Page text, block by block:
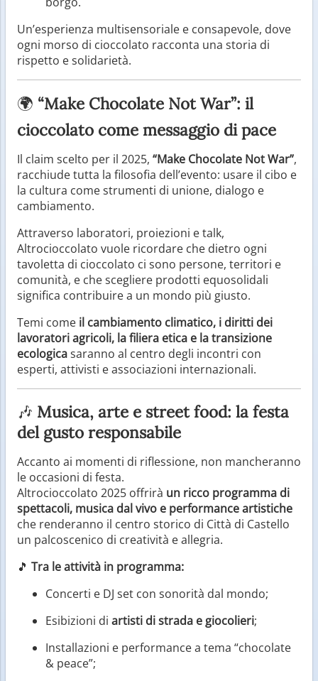
Un’esperienza multisensoriale e consapevole, dove
ogni morso di cioccolato racconta una storia di
rispetto e solidarietà.
🌍 “Make Chocolate Not War”: il
cioccolato come messaggio di pace
Il claim scelto per il 2025, “Make Chocolate Not War”,
racchiude tutta la filosofia dell’evento: usare il cibo e
la cultura come strumenti di unione, dialogo e
cambiamento.
Attraverso laboratori, proiezioni e talk,
Altrocioccolato vuole ricordare che dietro ogni
tavoletta di cioccolato ci sono persone, territori e
comunità, e che scegliere prodotti equosolidali
significa contribuire a un mondo più giusto.
Temi come il cambiamento climatico, i diritti dei
lavoratori agricoli, la filiera etica e la transizione
ecologicasaranno al centro degli incontri con
esperti, attivisti e associazioni internazionali.
🎶 Musica, arte e street food: la festa
del gusto responsabile
Accanto ai momenti di riflessione, non mancheranno
le occasioni di festa.
Altrocioccolato 2025 offrirà un ricco programma di
spettacoli, musica dal vivo e performance artistiche
che renderanno il centro storico di Città di Castello
un palcoscenico di creatività e allegria.
🎵 Tra le attività in programma:
Concerti e DJ set con sonorità dal mondo;
Esibizioni di artisti di strada e giocolieri;
Installazioni e performance a tema “chocolate
& peace”;